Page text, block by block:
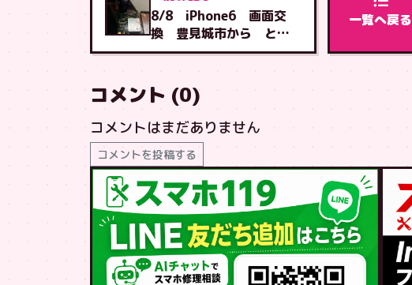
8/8 iPhone6 画面交
換 豊見城市から とよ
み店へご来店
一覧へ戻る
コメント (0)
コメントはまだありません
コメントを投稿する